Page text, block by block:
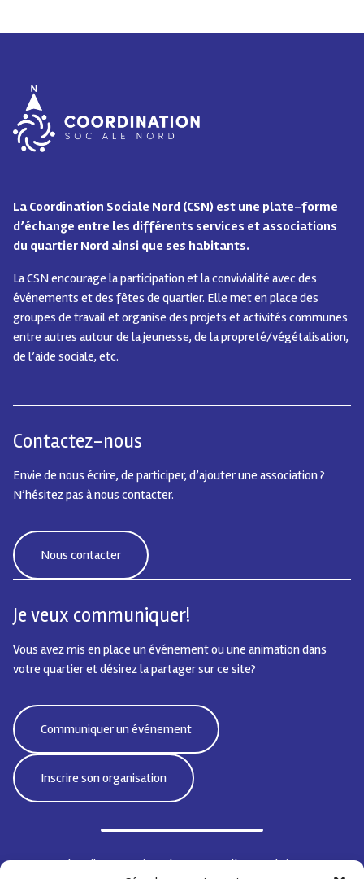
La Coordination Sociale Nord (CSN) est une plate-forme
d’échange entre les différents services et associations
du quartier Nord ainsi que ses habitants.
La CSN encourage la participation et la convivialité avec des
événements et des fêtes de quartier. Elle met en place des
groupes de travail et organise des projets et activités communes
entre autres autour de la jeunesse, de la propreté/végétalisation,
de l’aide sociale, etc.
Contactez-nous
Envie de nous écrire, de participer, d’ajouter une association ?
N’hésitez pas à nous contacter.
Nous contacter
Je veux communiquer!
Vous avez mis en place un événement ou une animation dans
votre quartier et désirez la partager sur ce site?
Communiquer un événement
Inscrire son organisation
Bd Emile Jacqmain 95 | 1000 Bruxelles - Belgique